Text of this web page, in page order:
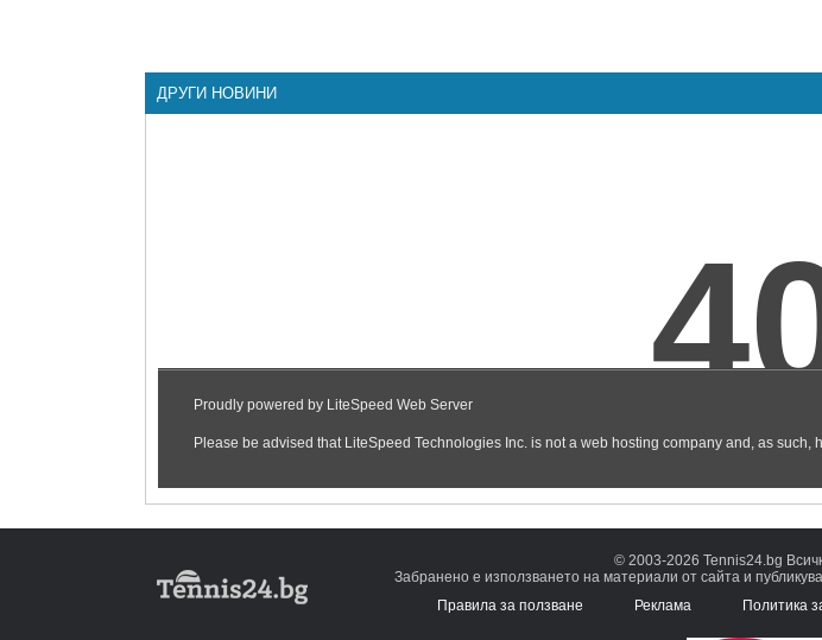
ДРУГИ НОВИНИ
© 2003-2026 Tennis24.bg
Забранено е използването на материали от сайта и
Правила за ползване
Реклама Политика